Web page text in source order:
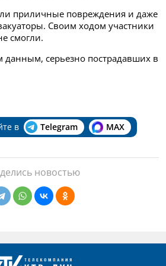
приличные повреждения и даже
Своим ходом участники
смогли.
серьезно пострадавших в
в Telegram MAX
новостью